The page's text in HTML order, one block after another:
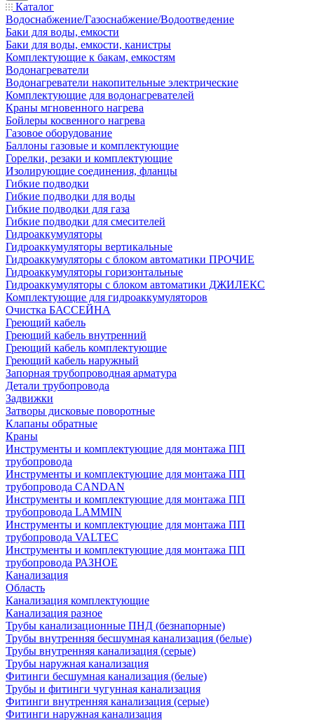
Каталог
Водоснабжение/Газоснабжение/Водоотведение
Баки для воды, емкости
Баки для воды, емкости, канистры
Комплектующие к бакам, емкостям
Водонагреватели
Водонагреватели накопительные электрические
Комплектующие для водонагревателей
Краны мгновенного нагрева
Бойлеры косвенного нагрева
Газовое оборудование
Баллоны газовые и комплектующие
Горелки, резаки и комплектующие
Изолирующие соединения, фланцы
Гибкие подводки
Гибкие подводки для воды
Гибкие подводки для газа
Гибкие подводки для смесителей
Гидроаккумуляторы
Гидроаккумуляторы вертикальные
Гидроаккумуляторы с блоком автоматики ПРОЧИЕ
Гидроаккумуляторы горизонтальные
Гидроаккумуляторы с блоком автоматики ДЖИЛЕКС
Комплектующие для гидроаккумуляторов
Очистка БАССЕЙНА
Греющий кабель
Греющий кабель внутренний
Греющий кабель комплектующие
Греющий кабель наружный
Запорная трубопроводная арматура
Детали трубопровода
Задвижки
Затворы дисковые поворотные
Клапаны обратные
Краны
Инструменты и комплектующие для монтажа ПП
трубопровода
Инструменты и комплектующие для монтажа ПП
трубопровода CANDAN
Инструменты и комплектующие для монтажа ПП
трубопровода LAMMIN
Инструменты и комплектующие для монтажа ПП
трубопровода VALTEC
Инструменты и комплектующие для монтажа ПП
трубопровода РАЗНОЕ
Канализация
Область
Канализация комплектующие
Канализация разное
Трубы канализационные ПНД (безнапорные)
Трубы внутренняя бесшумная канализация (белые)
Трубы внутренняя канализация (серые)
Трубы наружная канализация
Фитинги бесшумная канализация (белые)
Трубы и фитинги чугунная канализация
Фитинги внутренняя канализация (серые)
Фитинги наружная канализация